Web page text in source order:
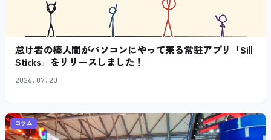
怠け者の棒人間がパソコンにやって来る常駐アプリ「Sill
Sticks」をリリースしました！
2026.07.20
コラム